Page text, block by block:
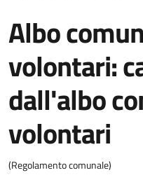
Albo
volontari:
dall'albo
volontari
(Regolamento comunale)